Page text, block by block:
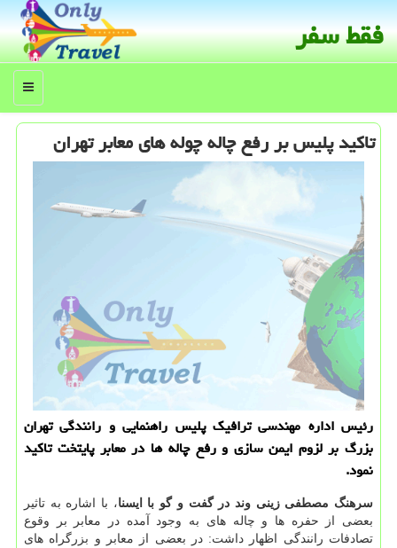
فقط سفر
منو
تاكید پلیس بر رفع چاله چوله های معابر تهران
رئیس اداره مهندسی ترافیک پلیس راهنمایی و رانندگی تهران
بزرگ بر لزوم ایمن سازی و رفع چاله ها در معابر پایتخت تاکید
نمود.
سرهنگ مصطفی زینی وند در گفت و گو با ایسنا، با اشاره به تاثیر
بعضی از حفره ها و چاله های به وجود آمده در معابر بر وقوع
تصادفات رانندگی اظهار داشت: در بعضی از معابر و بزرگراه های